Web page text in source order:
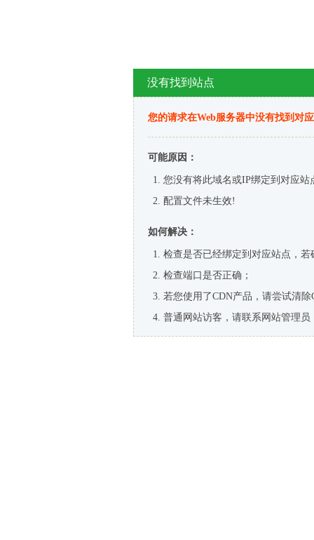
没有找到站点
您的请求在Web服务器中没有找到对
可能原因：
您没有将此域名或IP绑定到对应站
配置文件未生效!
如何解决：
检查是否已经绑定到对应站点，
检查端口是否正确；
若您使用了CDN产品，请尝试清除
普通网站访客，请联系网站管理员